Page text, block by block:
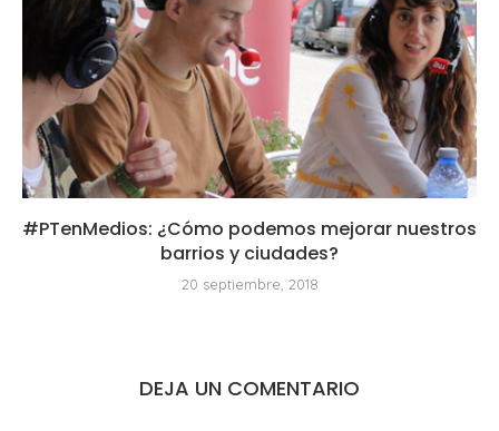
#PTenMedios: ¿Cómo podemos mejorar nuestros
barrios y ciudades?
20 septiembre, 2018
DEJA UN COMENTARIO